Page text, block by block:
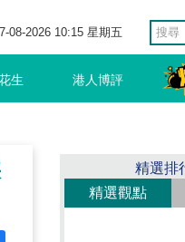
08-2026 10:15 星期五
生 港人博評
精選排
精選觀點